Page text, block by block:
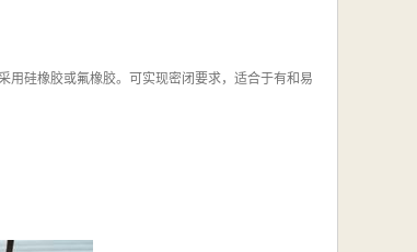
用硅橡胶或氟橡胶。可实现密闭要求，适合于有和易